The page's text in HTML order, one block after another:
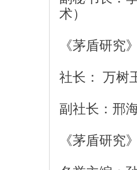
术）
《茅盾研究
社长： 万树
副社长：邢
《茅盾研究